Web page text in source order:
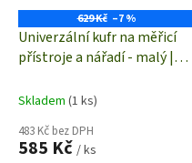
629 Kč –7 %
Univerzální kufr na měřicí
přístroje a nářadí - malý |
Skladem (1 ks)
483 Kč bez DPH
585 Kč / ks